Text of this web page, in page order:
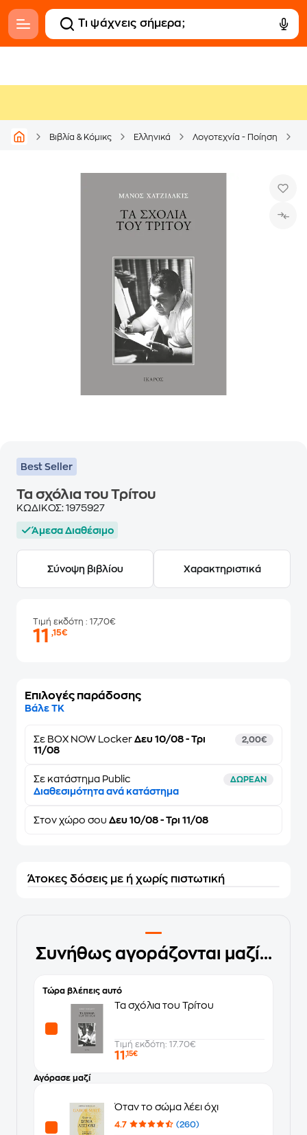
Βιβλία & Κόμικς Ελληνικά Λογοτεχνία - Ποίηση
Best Seller
Τα σχόλια του Τρίτου
ΚΩΔΙΚΟΣ: 1975927
Άμεσα Διαθέσιμο
Σύνοψη βιβλίου Χαρακτηριστικά
Τιμή εκδότη : 17,70€
11,15€
Επιλογές παράδοσης
Βάλε ΤΚ
Σε BOX NOW Locker Δευ 10/08 - Τρι
11/08
2,00€
Σε κατάστημα Public ΔΩΡΕΑΝ
Διαθεσιμότητα ανά κατάστημα
Στον χώρο σου Δευ 10/08 - Τρι 11/08
Άτοκες δόσεις με ή χωρίς πιστωτική
Συνήθως αγοράζονται μαζί...
Τώρα βλέπεις αυτό
Τα σχόλια του Τρίτου
Τιμή εκδότη: 17.70€
11 ,15€
Αγόρασε μαζί
Όταν το σώμα λέει όχι
4.7
(260)